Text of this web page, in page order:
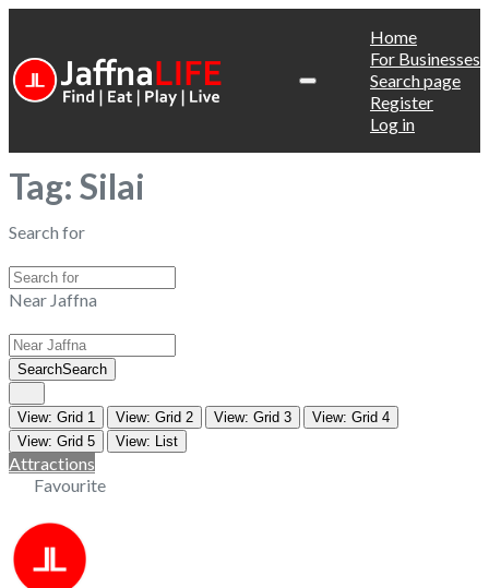
Home
For Businesses
Search page
Register
Log in
Tag: Silai
Search for
Near Jaffna
SearchSearch
View: Grid 1 View: Grid 2 View: Grid 3
View: Grid 4
View: Grid 5
View: List
Attractions
Favourite